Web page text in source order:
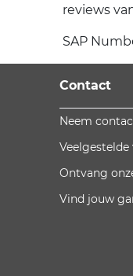
reviews
SAP
Contact
Neem
Veelgestelde
Ontvang
Vind jouw